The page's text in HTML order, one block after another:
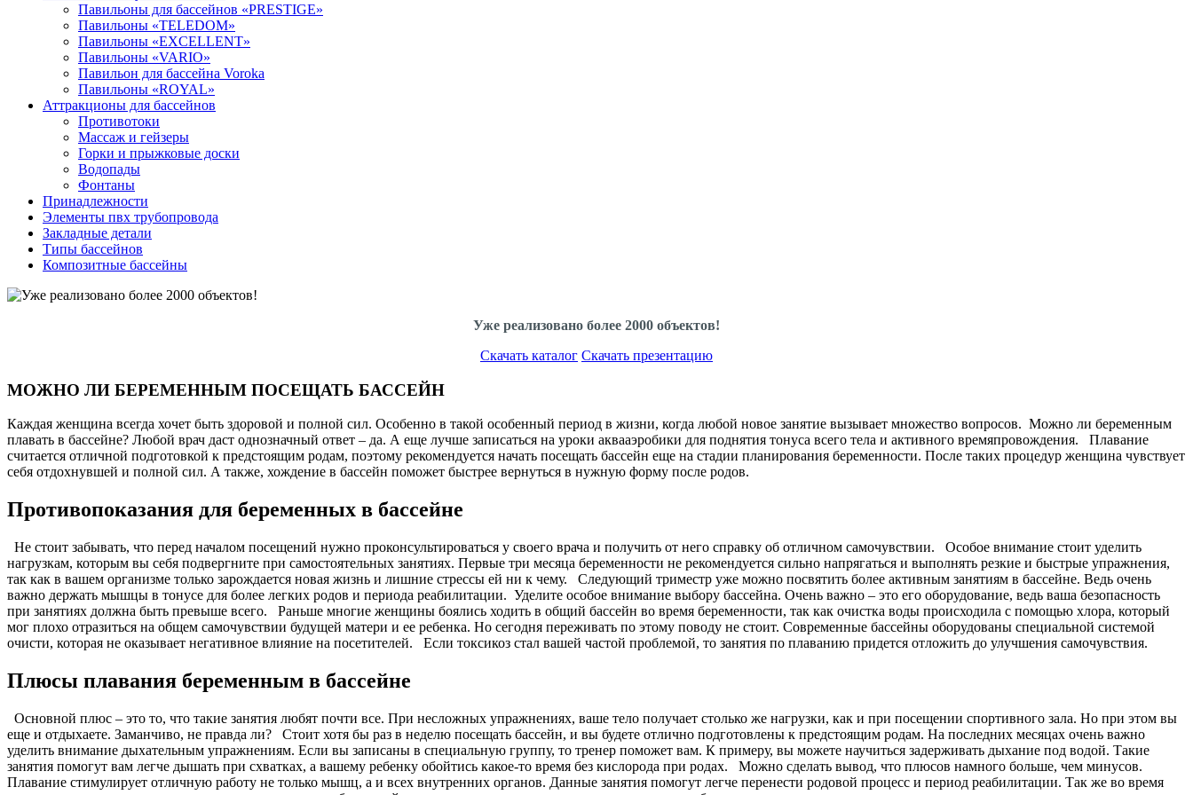
Павильоны для бассейнов «PRESTIGE»
Павильоны «TELEDOM»
Павильоны «EXCELLENT»
Павильоны «VARIO»
Павильон для бассейна Voroka
Павильоны «ROYAL»
Аттракционы для бассейнов
Противотоки
Массаж и гейзеры
Горки и прыжковые доски
Водопады
Фонтаны
Принадлежности
Элементы пвх трубопровода
Закладные детали
Типы бассейнов
Композитные бассейны
Уже реализовано более 2000 объектов!
Скачать каталог Скачать презентацию
МОЖНО ЛИ БЕРЕМЕННЫМ ПОСЕЩАТЬ БАССЕЙН
Каждая женщина всегда хочет быть здоровой и полной сил. Особенно в такой особенный период в жизни, когда любой новое занятие вызывает множество вопросов. Можно ли беременным
плавать в бассейне? Любой врач даст однозначный ответ – да. А еще лучше записаться на уроки аквааэробики для поднятия тонуса всего тела и активного времяпровождения. Плавание
считается отличной подготовкой к предстоящим родам, поэтому рекомендуется начать посещать бассейн еще на стадии планирования беременности. После таких процедур женщина чувствует
себя отдохнувшей и полной сил. А также, хождение в бассейн поможет быстрее вернуться в нужную форму после родов.
Противопоказания для беременных в бассейне
Не стоит забывать, что перед началом посещений нужно проконсультироваться у своего врача и получить от него справку об отличном самочувствии. Особое внимание стоит уделить
нагрузкам, которым вы себя подвергните при самостоятельных занятиях. Первые три месяца беременности не рекомендуется сильно напрягаться и выполнять резкие и быстрые упражнения,
так как в вашем организме только зарождается новая жизнь и лишние стрессы ей ни к чему. Следующий триместр уже можно посвятить более активным занятиям в бассейне. Ведь очень
важно держать мышцы в тонусе для более легких родов и периода реабилитации. Уделите особое внимание выбору бассейна. Очень важно – это его оборудование, ведь ваша безопасность
при занятиях должна быть превыше всего. Раньше многие женщины боялись ходить в общий бассейн во время беременности, так как очистка воды происходила с помощью хлора, который
мог плохо отразиться на общем самочувствии будущей матери и ее ребенка. Но сегодня переживать по этому поводу не стоит. Современные бассейны оборудованы специальной системой
очисти, которая не оказывает негативное влияние на посетителей. Если токсикоз стал вашей частой проблемой, то занятия по плаванию придется отложить до улучшения самочувствия.
Плюсы плавания беременным в бассейне
Основной плюс – это то, что такие занятия любят почти все. При несложных упражнениях, ваше тело получает столько же нагрузки, как и при посещении спортивного зала. Но при этом вы
еще и отдыхаете. Заманчиво, не правда ли? Стоит хотя бы раз в неделю посещать бассейн, и вы будете отлично подготовлены к предстоящим родам. На последних месяцах очень важно
уделить внимание дыхательным упражнениям. Если вы записаны в специальную группу, то тренер поможет вам. К примеру, вы можете научиться задерживать дыхание под водой. Такие
занятия помогут вам легче дышать при схватках, а вашему ребенку обойтись какое-то время без кислорода при родах. Можно сделать вывод, что плюсов намного больше, чем минусов.
Плавание стимулирует отличную работу не только мышц, а и всех внутренних органов. Данные занятия помогут легче перенести родовой процесс и период реабилитации. Так же во время